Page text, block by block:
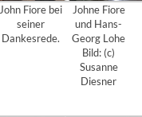
John Fiore bei
seiner
Dankesrede.
Johne Fiore
und Hans-
Georg Lohe
Bild: (c)
Susanne
Diesner